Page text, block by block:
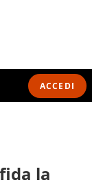
ACCEDI
la